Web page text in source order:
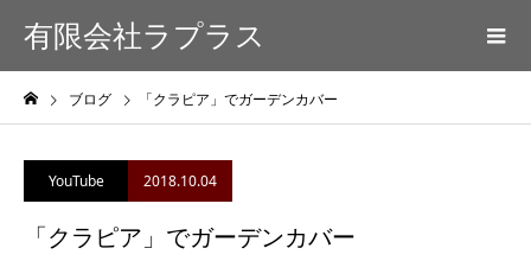
有限会社ラプラス
ブログ 「クラピア」でガーデンカバー
YouTube 2018.10.04
「クラピア」でガーデンカバー